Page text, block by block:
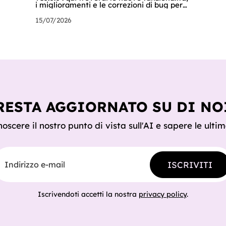
i miglioramenti e le correzioni di bug per
potenti e sicuri. 🚀 NUOVE
FUNZIONALITÀ E MIGLIORAMENTI! MCP
"MCP aziendali" dove potranno scegliere
15/07/2026
AGGIORNATO SU DI
il nostro punto di vista sull'AI e sapere le
e-mail
ISCRIVITI
Iscrivendoti accetti la nostra privacy policy.